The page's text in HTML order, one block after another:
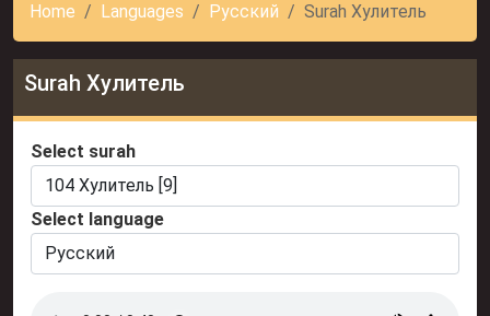
Home Languages Русский Surah Хулитель
Surah Хулитель
Select surah
Select language